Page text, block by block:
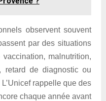
observent souvent
par des situations
malnutrition,
retard de diagnostic ou
rappelle que des
chaque année avant